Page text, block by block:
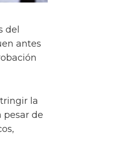
del
antes
la
pesar de